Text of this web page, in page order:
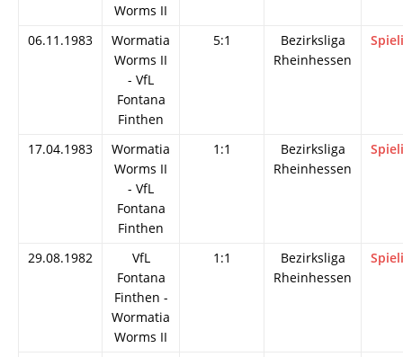
Worms II
06.11.1983
Wormatia
Worms II
- VfL
Fontana
Finthen
5:1
Bezirksliga
Rheinhessen
17.04.1983
Wormatia
Worms II
- VfL
Fontana
Finthen
1:1
Bezirksliga
Rheinhessen
29.08.1982
VfL
Fontana
Finthen -
Wormatia
Worms II
1:1
Bezirksliga
Rheinhessen